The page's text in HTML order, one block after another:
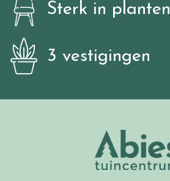
Sterk in planten
3 vestigingen